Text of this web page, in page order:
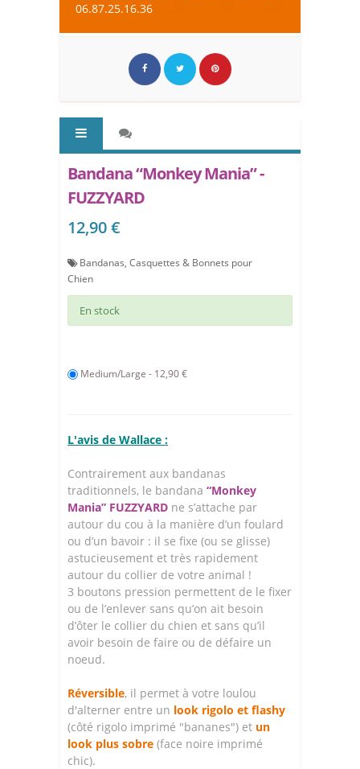
06.87.25.16.36
Bandana “Monkey Mania” -
FUZZYARD
12,90 €
Bandanas, Casquettes & Bonnets pour
Chien
En stock
Medium/Large - 12,90 €
L'avis de Wallace :
Contrairement aux bandanas
traditionnels, le bandana “Monkey
Mania” FUZZYARD ne s’attache par
autour du cou à la manière d’un foulard
ou d’un bavoir : il se fixe (ou se glisse)
astucieusement et très rapidement
autour du collier de votre animal !
3 boutons pression permettent de le fixer
ou de l’enlever sans qu’on ait besoin
d’ôter le collier du chien et sans qu’il
avoir besoin de faire ou de défaire un
noeud.
Réversible, il permet à votre loulou
d'alterner entre un look rigolo et flashy
(côté rigolo imprimé "bananes") et un
look plus sobre (face noire imprimé
chic).